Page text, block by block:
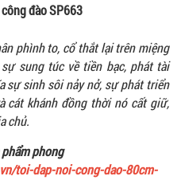
đào SP663
phình to, cổ thắt lại trên miệng
sung túc về tiền bạc, phát tài
sự sinh sôi nảy nở, sự phát triển
cát khánh đồng thời nó cất giữ,
chủ.
phong
toi-dap-noi-cong-dao-80cm-